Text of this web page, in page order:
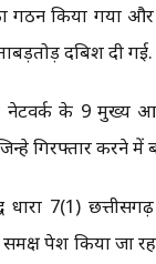
गठन किया गया
दबिश दी गई.
नेटवर्क के 9
गिरफ्तार करने में
धारा 7(1)
पेश किया जा